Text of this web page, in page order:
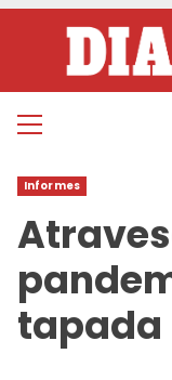
contenido
Menú
Informes
tapada